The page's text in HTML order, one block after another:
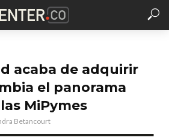
acaba de adquirir
el panorama
MiPymes
Betancourt